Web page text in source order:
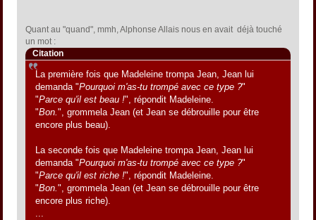
Quant au "quand", mmh, Alphonse Allais nous en avait déjà touché
un mot :
Citation
La première fois que Madeleine trompa Jean, Jean lui
demanda "Pourquoi m'as-tu trompé avec ce type ?"
"Parce qu'il est beau !", répondit Madeleine.
"Bon.", grommela Jean (et Jean se débrouille pour être
encore plus beau).
La seconde fois que Madeleine trompa Jean, Jean lui
demanda "Pourquoi m'as-tu trompé avec ce type ?"
"Parce qu'il est riche !", répondit Madeleine.
"Bon.", grommela Jean (et Jean se débrouille pour être
encore plus riche).
...